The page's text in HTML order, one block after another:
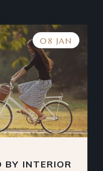
08 JAN
BY INTERIOR